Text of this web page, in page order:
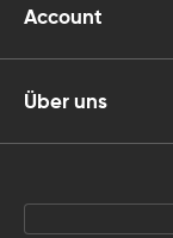
Account
Über uns